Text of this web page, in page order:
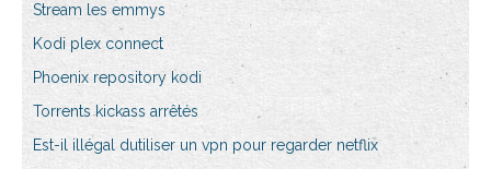
Stream les emmys
Kodi plex connect
Phoenix repository kodi
Torrents kickass arrêtés
Est-il illégal dutiliser un vpn pour regarder netflix